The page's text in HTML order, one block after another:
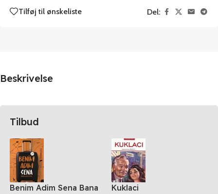
Tilføj til ønskeliste Del:
Beskrivelse
Tilbud
Benim Adim Sena Bana
Kuklaci